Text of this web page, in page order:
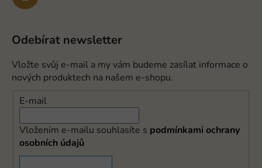
Odebírat newsletter
Vložte svůj e-mail a my vám budeme zasílat informace o
nových produktech na našem e-shopu.
E-mail
Vložením e-mailu souhlasíte s podmínkami ochrany
osobních údajů